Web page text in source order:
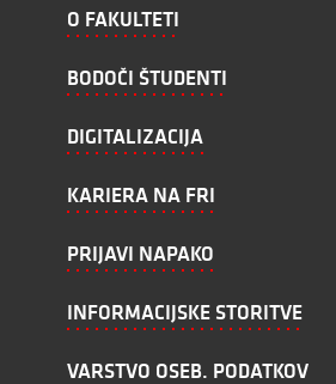
O FAKULTETI
BODOČI ŠTUDENTI
DIGITALIZACIJA
KARIERA NA FRI
PRIJAVI NAPAKO
INFORMACIJSKE STORITVE
VARSTVO OSEB. PODATKOV